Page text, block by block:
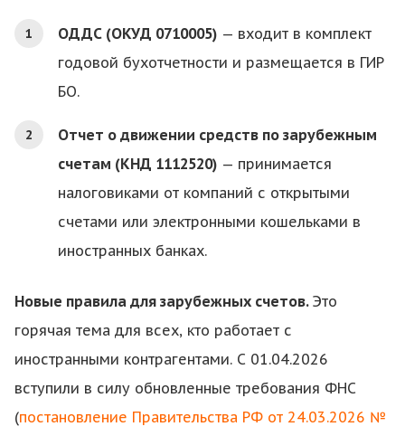
ОДДС (ОКУД 0710005) — входит в комплект
годовой бухотчетности и размещается в ГИР
БО.
Отчет о движении средств по зарубежным
счетам (КНД 1112520) — принимается
налоговиками от компаний с открытыми
счетами или электронными кошельками в
иностранных банках.
Новые правила для зарубежных счетов. Это
горячая тема для всех, кто работает с
иностранными контрагентами. С 01.04.2026
вступили в силу обновленные требования ФНС
(постановление Правительства РФ от 24.03.2026 №